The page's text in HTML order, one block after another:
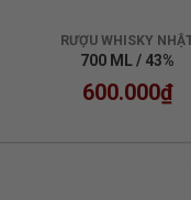
RƯỢU WHISKY
700 ML / 43%
600.000₫